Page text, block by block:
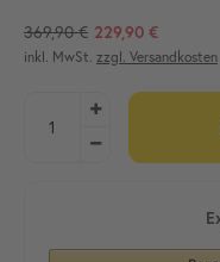
369,90 € 229,90 €
inkl. MwSt. zzgl. Versandkosten